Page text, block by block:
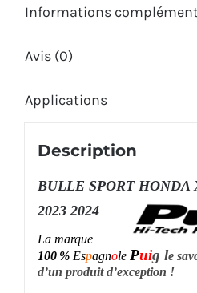
Informations
Avis (0)
Applications
Description
BULLE SPORT HONDA
2023 2024
La marque
100 %Espagnole Puig le
d’un produit d’exception !